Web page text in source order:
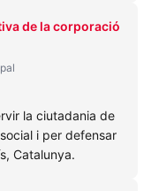
de la corporació
la ciutadania de
i per defensar
Catalunya.